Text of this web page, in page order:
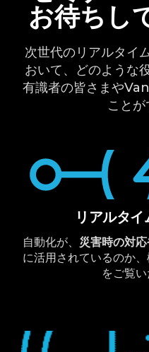
お待ちし
次世代のリアルタイ
おいて、どのような
有識者の皆さまや
ことが
リアルタ
自動化が、 災害時の対
に活用されているのか
をご覧い